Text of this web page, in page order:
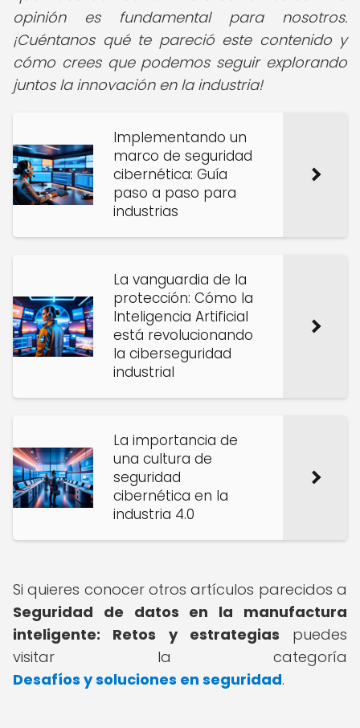
opinión es fundamental para nosotros.
¡Cuéntanos qué te pareció este contenido y
cómo crees que podemos seguir explorando
juntos la innovación en la industria!
Implementando un
marco de seguridad
cibernética: Guía
paso a paso para
industrias
La vanguardia de la
protección: Cómo la
Inteligencia Artificial
está revolucionando
la ciberseguridad
industrial
La importancia de
una cultura de
seguridad
cibernética en la
industria 4.0
Si quieres conocer otros artículos parecidos a
Seguridad de datos en la manufactura
inteligente: Retos y estrategias puedes
visitar la categoría
Desafíos y soluciones en seguridad.